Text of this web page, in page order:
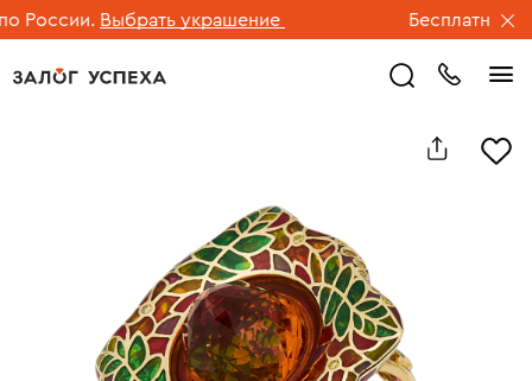
Выбрать украшение Бесплатная